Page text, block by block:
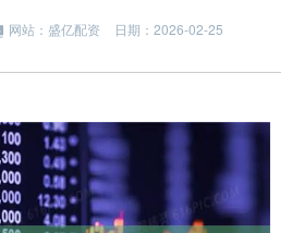
网站：盛亿配资
日期：2026-02-25